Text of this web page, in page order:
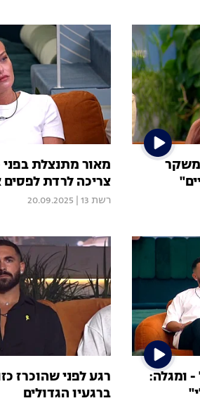
משקר
מאור מתנצלת בפני
צריכה לרדת לפסים
רשת 13 20.09.2025
- ומגלה:
רגע לפני שהוכרז
ברגעיו הגדולים